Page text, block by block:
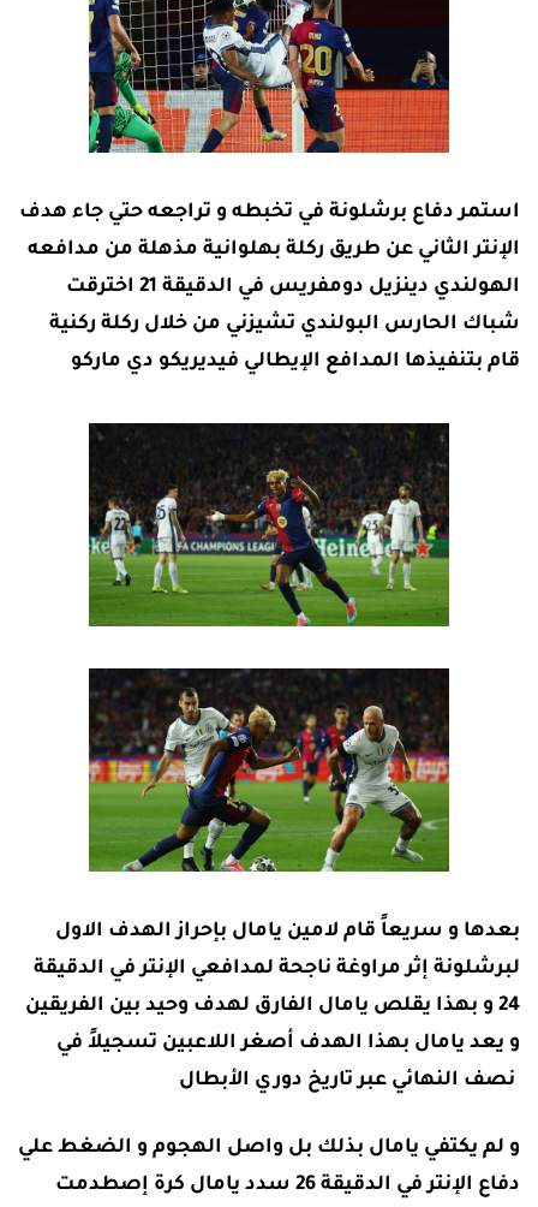
استمر دفاع برشلونة في تخبطه و تراجعه حتي جاء هدف
الإنتر الثاني عن طريق ركلة بهلوانية مذهلة من مدافعه
الهولندي دينزيل دومفريس في الدقيقة 21 اخترقت
شباك الحارس البولندي تشيزني من خلال ركلة ركنية
قام بتنفيذها المدافع الإيطالي فيديريكو دي ماركو
بعدها و سريعاً قام لامين يامال بإحراز الهدف الاول
لبرشلونة إثر مراوغة ناجحة لمدافعي الإنتر في الدقيقة
24 و بهذا يقلص يامال الفارق لهدف وحيد بين الفريقين
و يعد يامال بهذا الهدف أصغر اللاعبين تسجيلاً في
نصف النهائي عبر تاريخ دوري الأبطال
و لم يكتفي يامال بذلك بل واصل الهجوم و الضغط علي
دفاع الإنتر في الدقيقة 26 سدد يامال كرة إصطدمت